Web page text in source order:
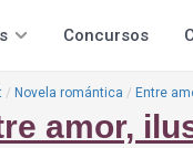
Concursos
Novela romántica Entre
amor,